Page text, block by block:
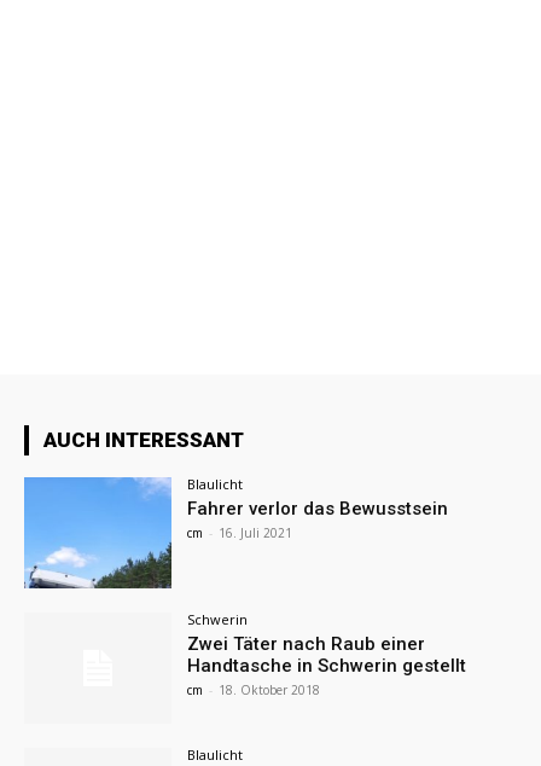
AUCH INTERESSANT
Blaulicht
Fahrer verlor das Bewusstsein
cm - 16. Juli 2021
Schwerin
Zwei Täter nach Raub einer
Handtasche in Schwerin gestellt
cm - 18. Oktober 2018
Blaulicht